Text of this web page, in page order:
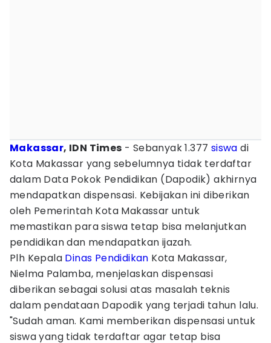
Makassar, IDN Times - Sebanyak 1.377 siswa di
Kota Makassar yang sebelumnya tidak terdaftar
dalam Data Pokok Pendidikan (Dapodik) akhirnya
mendapatkan dispensasi. Kebijakan ini diberikan
oleh Pemerintah Kota Makassar untuk
memastikan para siswa tetap bisa melanjutkan
pendidikan dan mendapatkan ijazah.
Plh Kepala Dinas Pendidikan Kota Makassar,
Nielma Palamba, menjelaskan dispensasi
diberikan sebagai solusi atas masalah teknis
dalam pendataan Dapodik yang terjadi tahun lalu.
"Sudah aman. Kami memberikan dispensasi untuk
siswa yang tidak terdaftar agar tetap bisa